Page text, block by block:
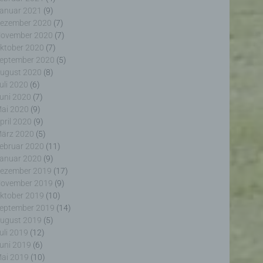
2021 (9)
2020 (7)
2020 (7)
2020 (7)
2020 (5)
2020 (8)
2020 (6)
2020 (7)
2020 (9)
2020 (9)
2020 (5)
2020 (11)
2020 (9)
2019 (17)
2019 (9)
2019 (10)
2019 (14)
2019 (5)
2019 (12)
2019 (6)
2019 (10)